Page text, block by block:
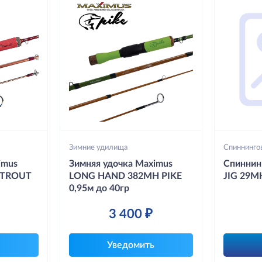
Зимние удилища
Зимняя удочка Maximus
LONG HAND 382MH PIKE
0,95м до 40гр
3 400 ₽
Уведомить
JIG